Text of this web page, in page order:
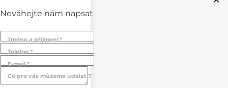
Neváhejte nám napsat
Jméno a příjmení *
Telefon *
E-mail *
Co pro vás můžeme udělat ?